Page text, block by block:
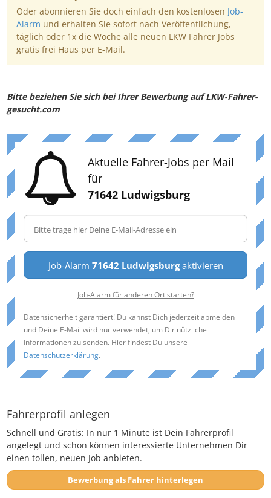
Oder abonnieren Sie doch einfach den kostenlosen Job-
Alarm und erhalten Sie sofort nach Veröffentlichung,
täglich oder 1x die Woche alle neuen LKW Fahrer Jobs
gratis frei Haus per E-Mail.
Bitte beziehen Sie sich bei Ihrer Bewerbung auf LKW-Fahrer-
gesucht.com
Aktuelle Fahrer-Jobs per Mail
für
71642 Ludwigsburg
Job-Alarm 71642 Ludwigsburgaktivieren
Job-Alarm für anderen Ort starten?
Datensicherheit garantiert! Du kannst Dich jederzeit abmelden
und Deine E-Mail wird nur verwendet, um Dir nützliche
Informationen zu senden. Hier findest Du unsere
Datenschutzerklärung.
Fahrerprofil anlegen
Schnell und Gratis: In nur 1 Minute ist Dein Fahrerprofil
angelegt und schon können interessierte Unternehmen Dir
einen tollen, neuen Job anbieten.
Bewerbung als Fahrer hinterlegen